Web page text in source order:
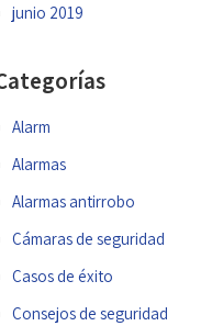
junio 2019
Alarm
Alarmas
Alarmas antirrobo
Cámaras de seguridad
Casos de éxito
Consejos de seguridad